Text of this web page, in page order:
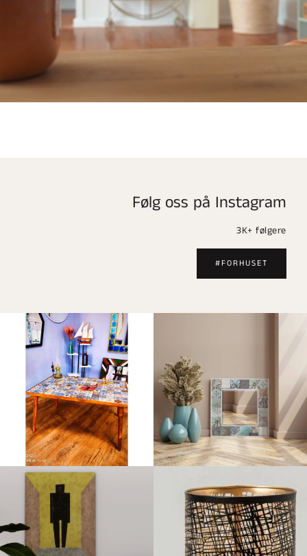
Følg oss på Instagram
3K+ følgere
#FORHUSET